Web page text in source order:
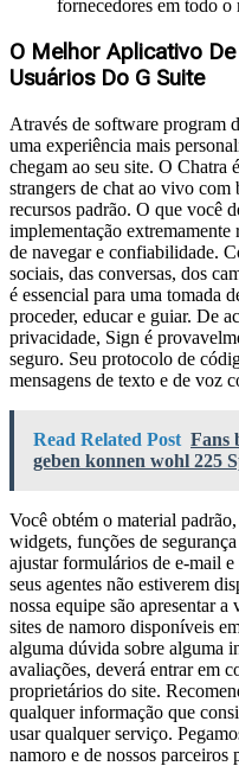
fornecedores em todo o
O Melhor Aplicativo
Usuários Do G Suite
Através de software program
uma experiência mais
chegam ao seu site. O Chatra
strangers de chat ao vivo com
recursos padrão. O que você
implementação
de navegar e confiabilidade.
sociais, das conversas, dos
é essencial para uma tomada
proceder, educar e guiar. De
privacidade, Sign é
seguro. Seu protocolo de
mensagens de texto e de voz
Read Related Post Fans
geben konnen wohl 225
Você obtém o material
widgets, funções de
ajustar formulários de e-mail e
seus agentes não estiverem
nossa equipe são apresentar a
sites de namoro disponíveis
alguma dúvida sobre alguma
avaliações, deverá entrar em
proprietários do site.
qualquer informação que
usar qualquer serviço.
namoro e de nossos parceiros